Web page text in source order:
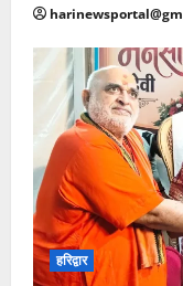
हरिद्वार